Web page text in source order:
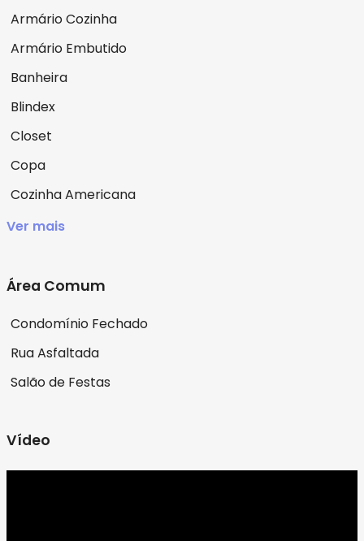
Armário Cozinha
Armário Embutido
Banheira
Blindex
Closet
Copa
Cozinha Americana
Ver mais
Área Comum
Condomínio Fechado
Rua Asfaltada
Salão de Festas
Vídeo